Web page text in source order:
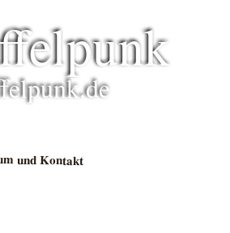
und Kontakt